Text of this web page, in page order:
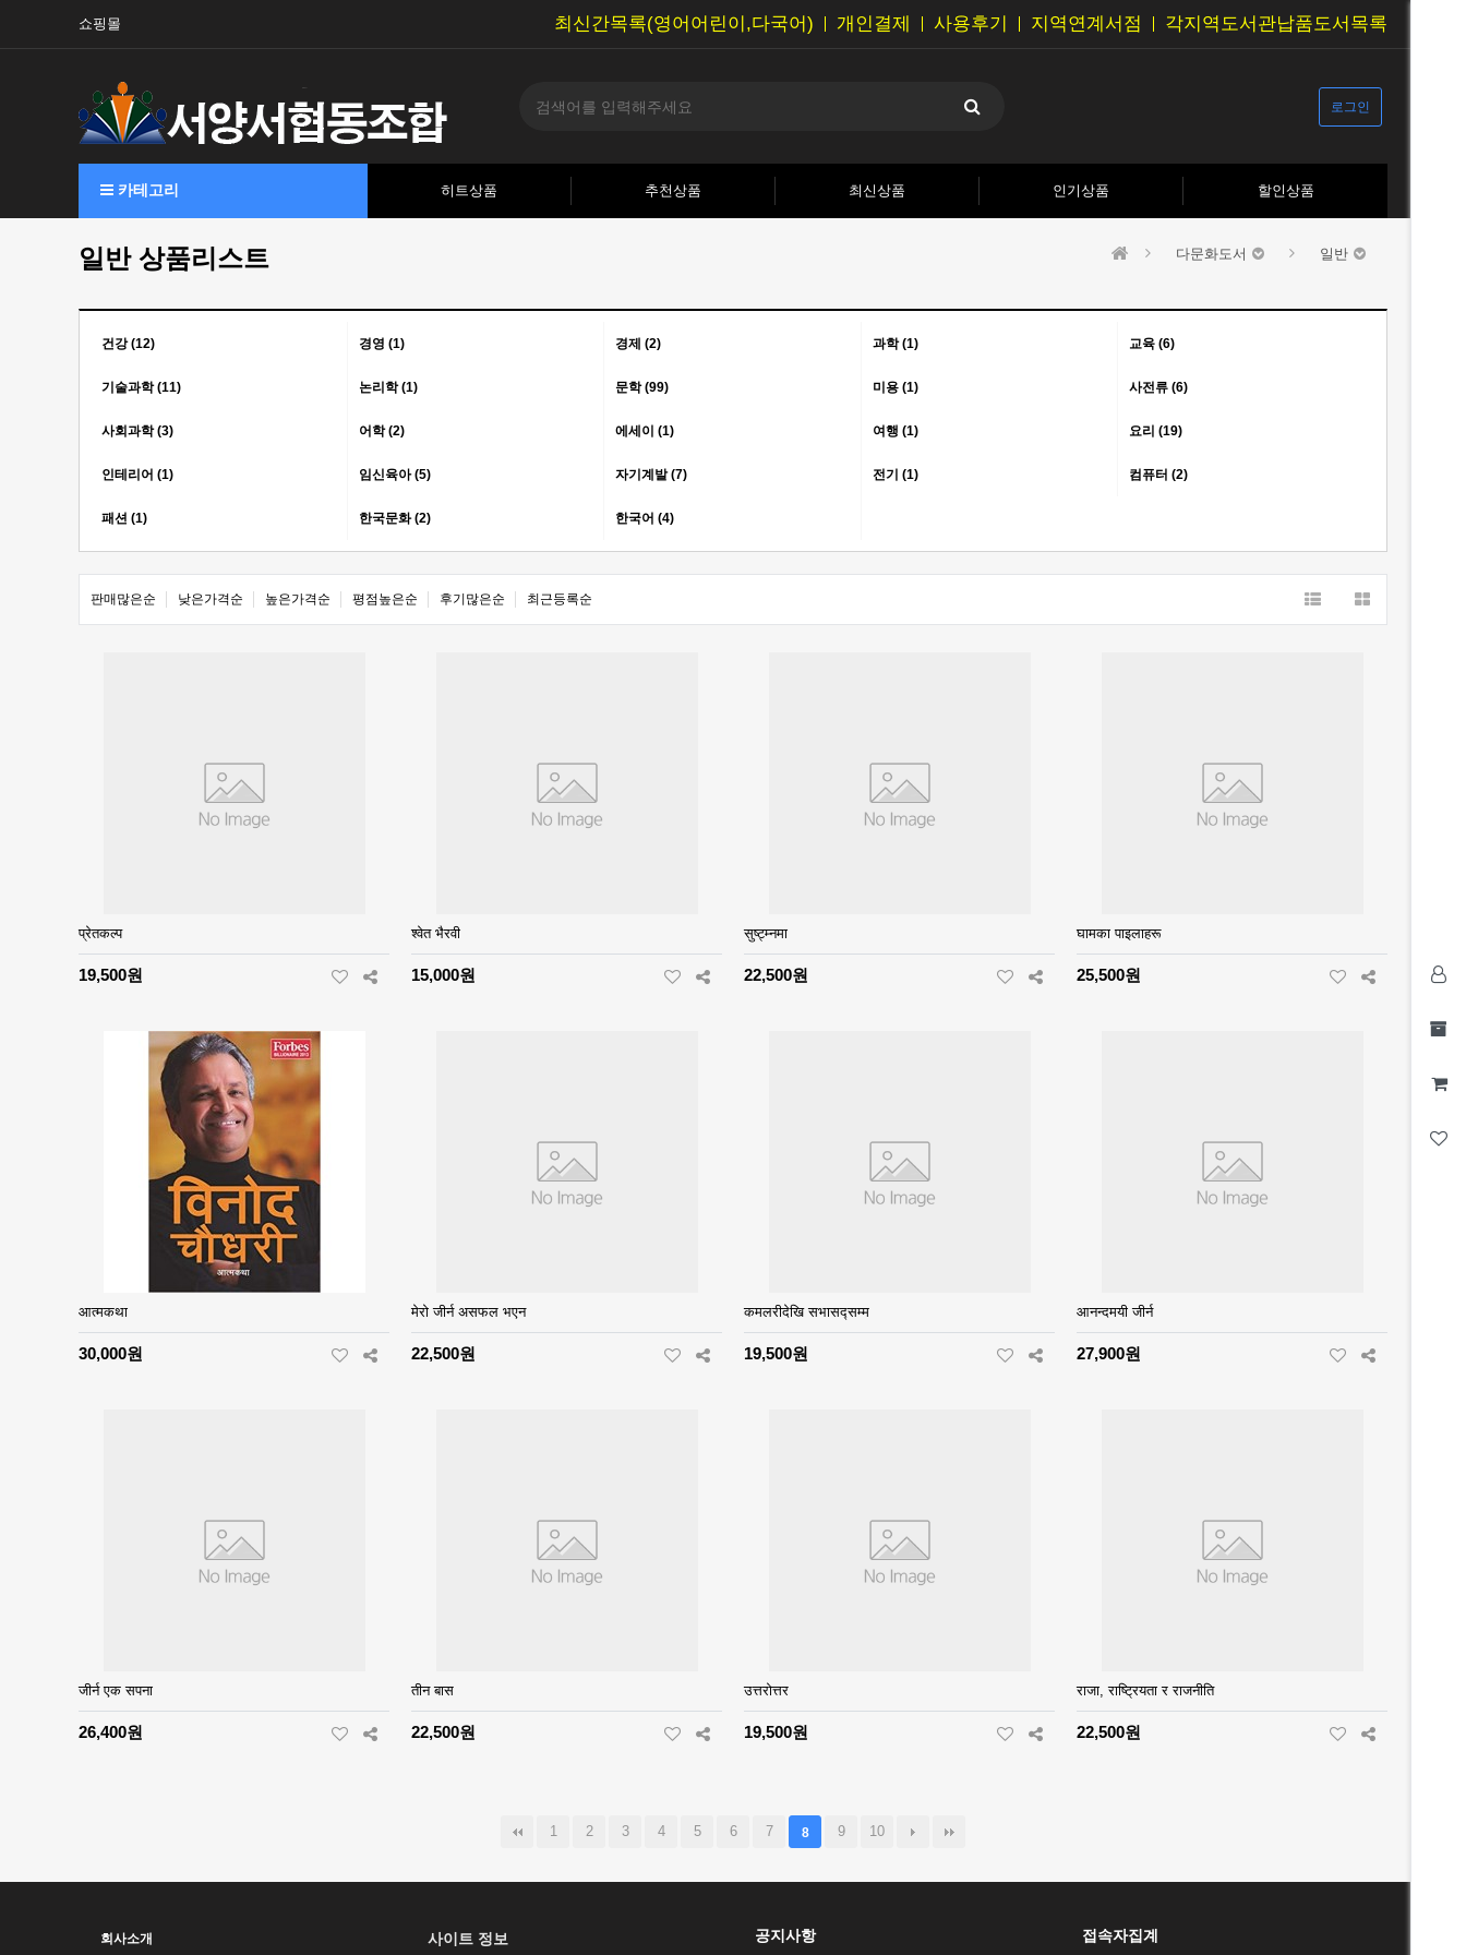
쇼핑몰 최신간목록(영어어린이,다국어) 개인결제 사용후기 지역연계서점 각지역도서관납품도서목록
로그인
카테고리 히트상품 추천상품 최신상품 인기상품 할인상품
일반 상품리스트 다문화도서 일반
건강 (12) 경영 (1) 경제 (2) 과학 (1) 교육 (6)
기술과학 (11) 논리학 (1) 문학 (99) 미용 (1) 사전류 (6)
사회과학 (3) 어학 (2) 에세이 (1) 여행 (1) 요리 (19)
인테리어 (1) 임신육아 (5) 자기계발 (7) 전기 (1) 컴퓨터 (2)
패션 (1) 한국문화 (2) 한국어 (4)
판매많은순 낮은가격순 높은가격순 평점높은순 후기많은순 최근등록순
प्रेतकल्प
19,500원
श्वेत भैरवी
15,000원
सुष्ट्म्नमा
22,500원
घामका पाइलाहरू
25,500원
आत्मकथा
30,000원
मेरो जीर्न असफल भएन
22,500원
कमलरीदेखि सभासद्सम्म
19,500원
आनन्दमयी जीर्न
27,900원
जीर्न एक सपना
26,400원
तीन बास
22,500원
उत्तरोत्तर
19,500원
राजा, राष्ट्रियता र राजनीति
22,500원
1 2 3 4 5 6 7 8 9 10
회사소개 사이트 정보 공지사항 접속자집계